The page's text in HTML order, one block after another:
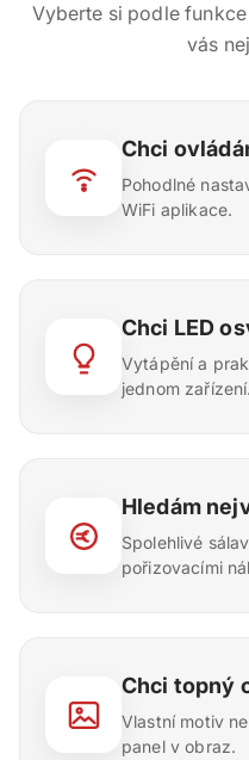
Vyberte si podle
vás
Chci
Pohodlné
WiFi aplikace.
Chci LED
Vytápění a
jednom zařízení.
Hledám
Spolehlivé
pořizovacími
Chci topný
Vlastní motiv
panel v obraz.